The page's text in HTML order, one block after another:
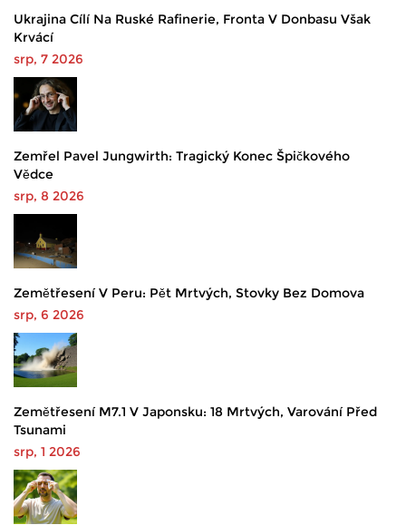
Ukrajina Cílí Na Ruské Rafinerie, Fronta V Donbasu Však
Krvácí
srp, 7 2026
Zemřel Pavel Jungwirth: Tragický Konec Špičkového
Vědce
srp, 8 2026
Zemětřesení V Peru: Pět Mrtvých, Stovky Bez Domova
srp, 6 2026
Zemětřesení M7.1 V Japonsku: 18 Mrtvých, Varování Před
Tsunami
srp, 1 2026